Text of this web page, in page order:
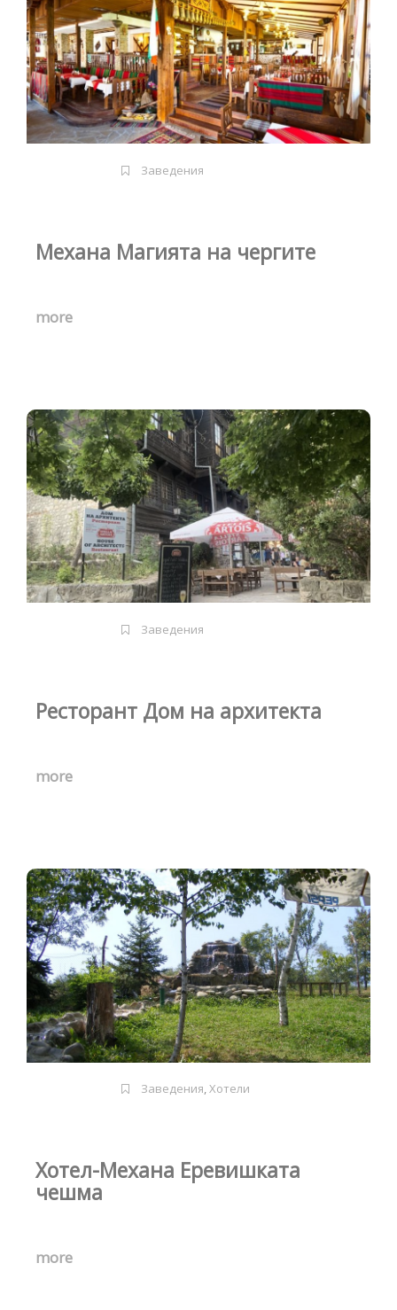
Заведения
Механа Магията на чергите
more
Заведения
Ресторант Дом на архитекта
more
Заведения,Хотели
Хотел-Механа Еревишката
чешма
more